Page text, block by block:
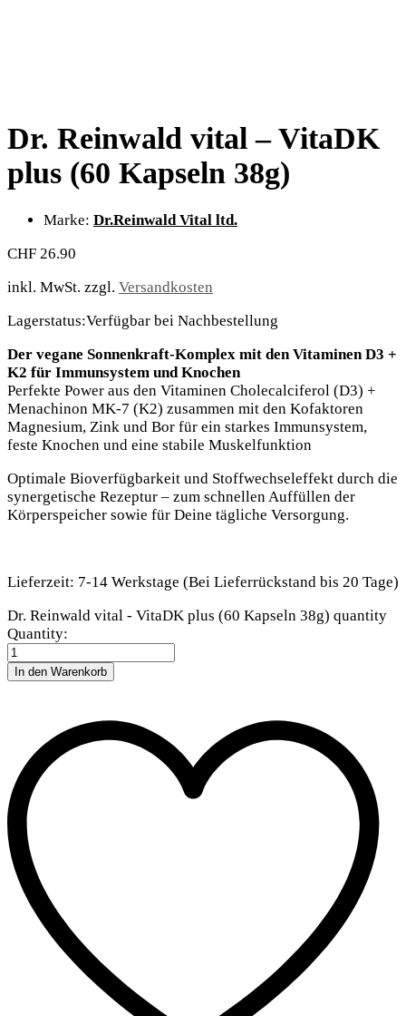
Dr. Reinwald vital – VitaDK
plus (60 Kapseln 38g)
Marke: Dr.Reinwald Vital ltd.
CHF 26.90
inkl. MwSt. zzgl. Versandkosten
Lagerstatus:Verfügbar bei Nachbestellung
Der vegane Sonnenkraft-Komplex mit den Vitaminen D3 +
K2 für Immunsystem und Knochen
Perfekte Power aus den Vitaminen Cholecalciferol (D3) +
Menachinon MK-7 (K2) zusammen mit den Kofaktoren
Magnesium, Zink und Bor für ein starkes Immunsystem,
feste Knochen und eine stabile Muskelfunktion
Optimale Bioverfügbarkeit und Stoffwechseleffekt durch die
synergetische Rezeptur – zum schnellen Auffüllen der
Körperspeicher sowie für Deine tägliche Versorgung.
Lieferzeit: 7-14 Werkstage (Bei Lieferrückstand bis 20 Tage)
Dr. Reinwald vital - VitaDK plus (60 Kapseln 38g) quantity
Quantity:
In den Warenkorb